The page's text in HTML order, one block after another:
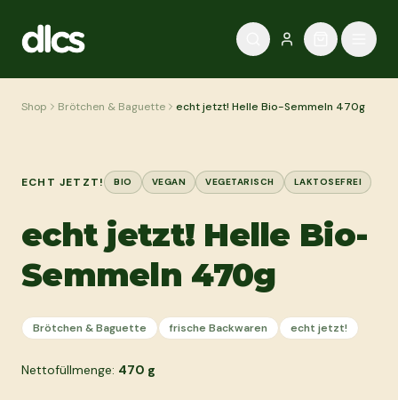
Shop Brötchen & Baguette echt jetzt! Helle Bio-Semmeln 470g
ECHT JETZT! BIO VEGAN VEGETARISCH LAKTOSEFREI
echt jetzt! Helle Bio-
Semmeln 470g
Brötchen & Baguette frische Backwaren echt jetzt!
Nettofüllmenge: 470 g